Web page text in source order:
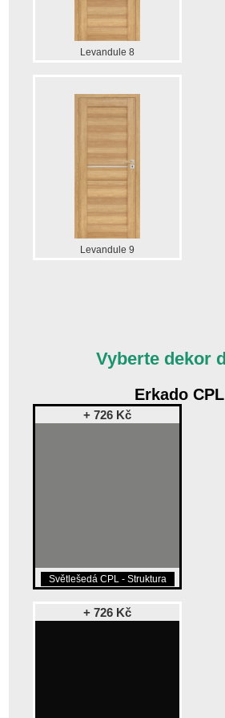
Levandule 8
Levandule 9
Vyberte dekor
Erkado CPL
+ 726 Kč
Světlešedá CPL - Struktura
+ 726 Kč